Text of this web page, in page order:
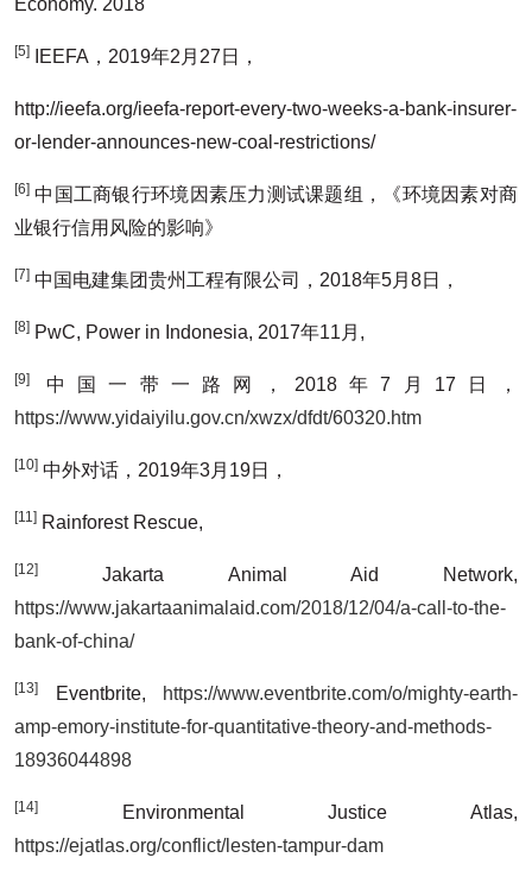
Economy. 2018
[5] IEEFA，2019年2月27日，
http://ieefa.org/ieefa-report-every-two-weeks-a-bank-insurer-
or-lender-announces-new-coal-restrictions/
[6] 中国工商银行环境因素压力测试课题组，《环境因素对商
业银行信用风险的影响》
[7] 中国电建集团贵州工程有限公司，2018年5月8日，
[8] PwC, Power in Indonesia, 2017年11月,
[9]
中国一带一路网，2018年7月17日，
https://www.yidaiyilu.gov.cn/xwzx/dfdt/60320.htm
[10] 中外对话，2019年3月19日，
[11] Rainforest Rescue,
[12]
Jakarta Animal Aid Network,
https://www.jakartaanimalaid.com/2018/12/04/a-call-to-the-
bank-of-china/
[13] Eventbrite,
https://www.eventbrite.com/o/mighty-earth-
amp-emory-institute-for-quantitative-theory-and-methods-
18936044898
[14]
Environmental Justice Atlas,
https://ejatlas.org/conflict/lesten-tampur-dam